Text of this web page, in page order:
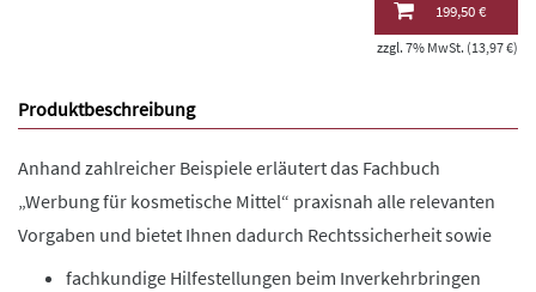
199,50 €
zzgl. 7% MwSt. (13,97 €)
Produktbeschreibung
Anhand zahlreicher Beispiele erläutert das Fachbuch
„Werbung für kosmetische Mittel“ praxisnah alle relevanten
Vorgaben und bietet Ihnen dadurch Rechtssicherheit sowie
fachkundige Hilfestellungen beim Inverkehrbringen